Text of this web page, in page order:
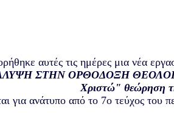
αυτές τις ημέρες μια νέα
ΣΤΗΝ ΟΡΘΟΔΟΞΗ ΘΕΟΛΟΓΙΑ.
Χριστώ" θεώρηση
για ανάτυπο από το 7ο τεύχος του